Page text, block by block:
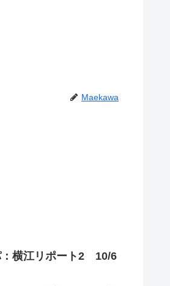
Maekawa
：横江リポート2 10/6